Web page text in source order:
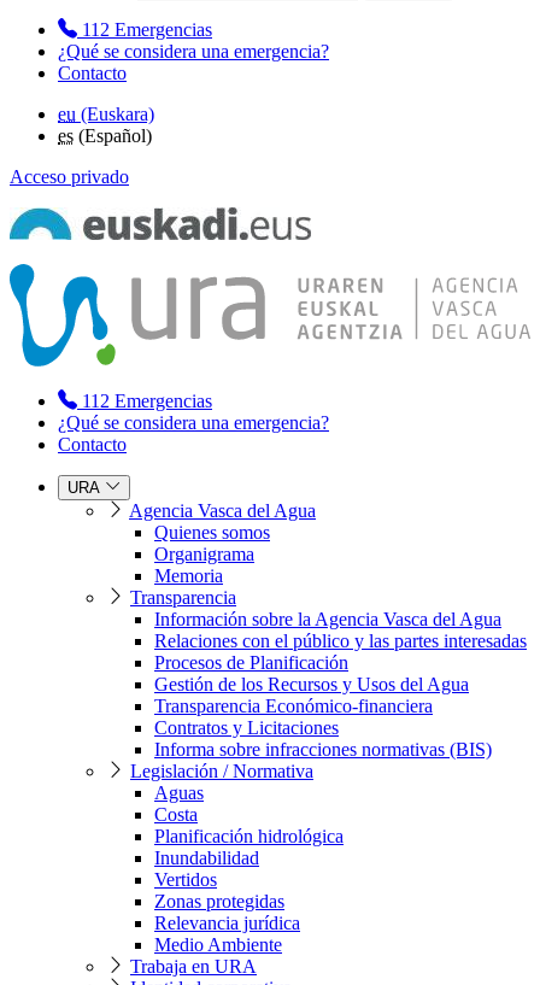
112 Emergencias
¿Qué se considera una emergencia?
Contacto
eu (Euskara)
es (Español)
Acceso privado
112 Emergencias
¿Qué se considera una emergencia?
Contacto
URA
Agencia Vasca del Agua
Quienes somos
Organigrama
Memoria
Transparencia
Información sobre la Agencia Vasca del Agua
Relaciones con el público y las partes interesadas
Procesos de Planificación
Gestión de los Recursos y Usos del Agua
Transparencia Económico-financiera
Contratos y Licitaciones
Informa sobre infracciones normativas (BIS)
Legislación / Normativa
Aguas
Costa
Planificación hidrológica
Inundabilidad
Vertidos
Zonas protegidas
Relevancia jurídica
Medio Ambiente
Trabaja en URA